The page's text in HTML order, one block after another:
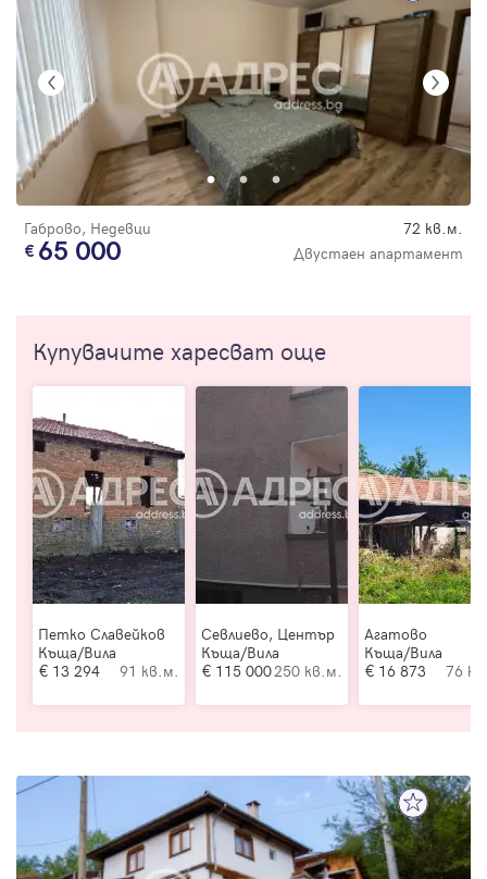
Габрово, Недевци 72 кв.м.
65 000 Двустаен апартамент
Купувачите харесват още
Петко Славейков
Къща/Вила
13 294
91 кв.м.
Севлиево, Център
Къща/Вила
115 000250 кв.м.
Агатово
Къща/Вила
16 873
76